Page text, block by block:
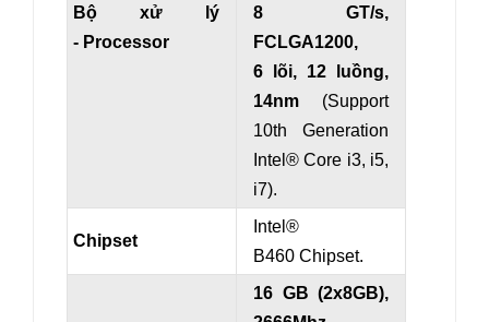
Bộ xử lý
- Processor
8 GT/s,
FCLGA1200,
6 lõi, 12 luồng,
14nm (Support
10th Generation
Intel® Core i3, i5,
i7).
Chipset
Intel®
B460 Chipset.
16 GB (2x8GB),